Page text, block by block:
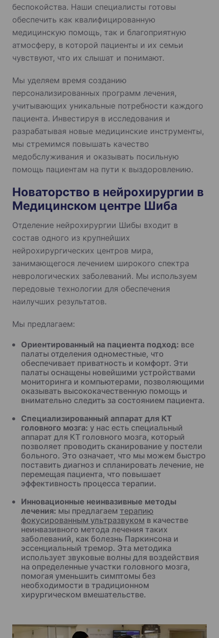
беспокойства. Наши специалисты готовы
обеспечить как квалифицированную
медицинскую помощь, так и благоприятную
атмосферу, в которой пациенты и их семьи
чувствуют, что их слышат и понимают.
Мы уделяем время созданию
персонализированных программ лечения,
учитывающих уникальные потребности каждого
пациента. Инвестируя в исследования и
разрабатывая новые медицинские инструменты,
мы стремимся повышать качество
медобслуживания и оказывать посильную
помощь пациентам на пути к выздоровлению.
Новаторство в нейрохирургии в
Медицинском центре Шиба
Отделение нейрохирургии Шибы входит в
состав одного из крупнейших
нейрохирургических центров мира,
занимающегося лечением широкого спектра
неврологических заболеваний. Мы используем
передовые технологии для обеспечения
наилучших результатов.
Мы предлагаем:
Ориентированный на пациента подход: все
палаты отделения одноместные, что
обеспечивает приватность и комфорт. Эти
палаты оснащены новейшими устройствами
мониторинга и компьютерами, позволяющими
оказывать высококачественную помощь и
внимательно следить за состоянием пациента.
Специализированный аппарат для КТ
головного мозга: у нас есть специальный
аппарат для КТ головного мозга, который
позволяет проводить сканирование у постели
больного. Это означает, что мы можем быстро
поставить диагноз и спланировать лечение, не
перемещая пациента, что повышает
эффективность процесса терапии.
Инновационные неинвазивные методы
лечения: мы предлагаем терапию
фокусированным ультразвуком в качестве
неинвазивного метода лечения таких
заболеваний, как болезнь Паркинсона и
эссенциальный тремор. Эта методика
использует звуковые волны для воздействия
на определенные участки головного мозга,
помогая уменьшить симптомы без
необходимости в традиционном
хирургическом вмешательстве.